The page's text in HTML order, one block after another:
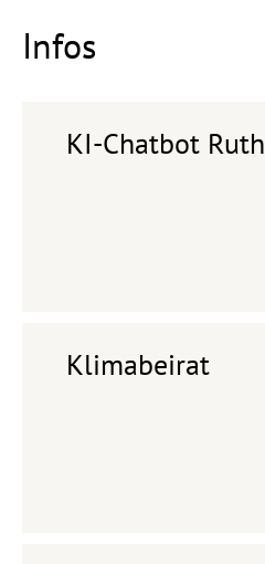
Infos
KI-Chatbot Ruth
Klimabeirat